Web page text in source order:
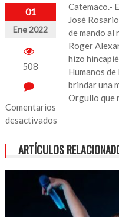
01
Ene 2022
508
Comentarios
desactivados
Transferencia
Catemaco.-
José
de mando al
Roger
hizo
Humanos
brindar una
Orgullo que
ARTÍCULOS